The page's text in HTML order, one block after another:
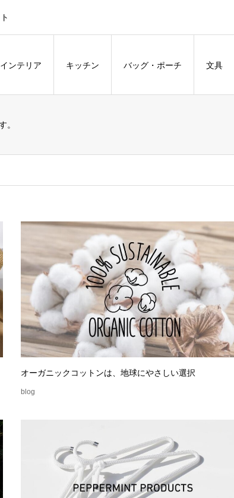
インテリア キッチン バッグ・ポーチ 文具
。
オーガニックコットンは、地球にやさしい選択
blog